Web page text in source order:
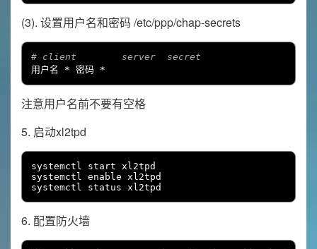
(3). 设置用户名和密码 /etc/ppp/chap-secrets
# client        server  secret                  IP
用户名
* 密码 *
注意用户名前不要有空格
5. 启动xl2tpd
systemctl start xl2tpd
systemctl enable xl2tpd
systemctl status xl2tpd
6. 配置防火墙